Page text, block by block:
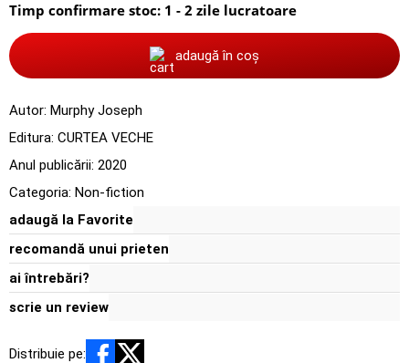
Timp confirmare stoc: 1 - 2 zile lucratoare
adaugă în coș
Autor: Murphy Joseph
Editura: CURTEA VECHE
Anul publicării: 2020
Categoria: Non-fiction
adaugă la Favorite
recomandă unui prieten
ai întrebări?
scrie un review
Distribuie pe: